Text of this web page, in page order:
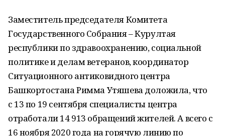
Заместитель председателя Комитета
Государственного Собрания – Курултая
республики по здравоохранению, социальной
политике и делам ветеранов, координатор
Ситуационного антиковидного центра
Башкортостана Римма Утяшева доложила, что
с 13 по 19 сентября специалисты центра
отработали 14 913 обращений жителей. А всего с
16 ноября 2020 года на горячую линию по